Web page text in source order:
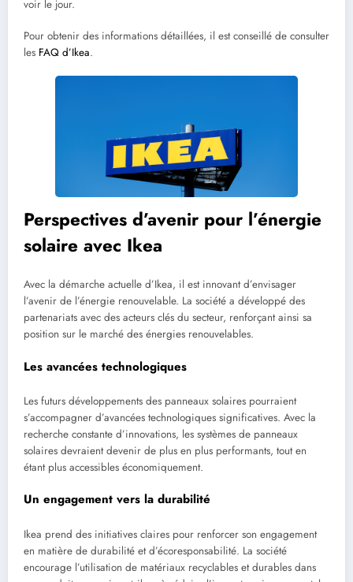
voir le jour.
Pour obtenir des informations détaillées, il est conseillé de consulter
les FAQ d’Ikea.
Perspectives d’avenir pour l’énergie
solaire avec Ikea
Avec la démarche actuelle d’Ikea, il est innovant d’envisager
l’avenir de l’énergie renouvelable. La société a développé des
partenariats avec des acteurs clés du secteur, renforçant ainsi sa
position sur le marché des énergies renouvelables.
Les avancées technologiques
Les futurs développements des panneaux solaires pourraient
s’accompagner d’avancées technologiques significatives. Avec la
recherche constante d’innovations, les systèmes de panneaux
solaires devraient devenir de plus en plus performants, tout en
étant plus accessibles économiquement.
Un engagement vers la durabilité
Ikea prend des initiatives claires pour renforcer son engagement
en matière de durabilité et d’écoresponsabilité. La société
encourage l’utilisation de matériaux recyclables et durables dans